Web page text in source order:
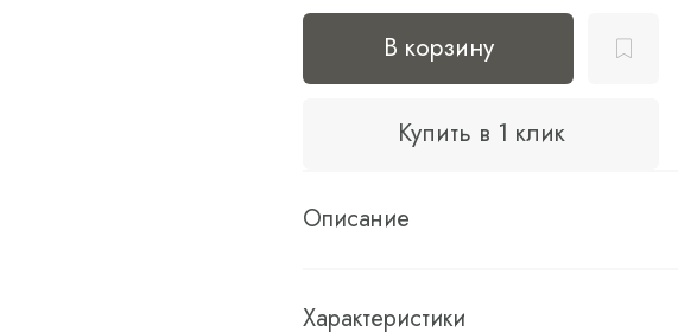
В корзину
Купить в 1 клик
Описание
Характеристики